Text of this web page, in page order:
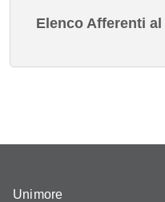
Elenco Afferenti
Unimore